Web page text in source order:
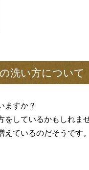
洗い方について
ますか？
しているかもしれま
えているのだそうです。